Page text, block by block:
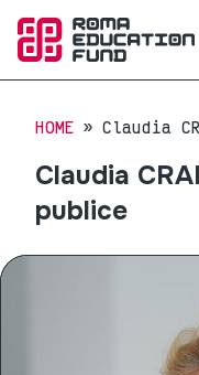
HOME Claudia
Claudia
publice